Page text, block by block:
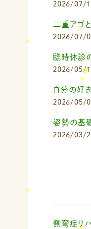
2026/07/
2026/07/
臨時休診
2026/05/
自分の好
2026/05/
2026/03/
側弯症リ